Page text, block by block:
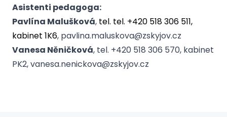
Asistenti pedagoga:
Pavlína Malušková, tel. tel. +420 518 306 511,
kabinet 1K6, pavlina.maluskova@zskyjov.cz
Vanesa Něničková, tel. +420 518 306 570, kabinet
PK2, vanesa.nenickova@zskyjov.cz